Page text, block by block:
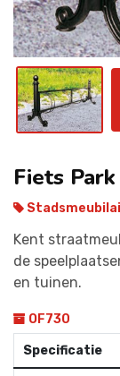
Fiets Park
Kent
de
en tuinen.
OF730
Specificatie